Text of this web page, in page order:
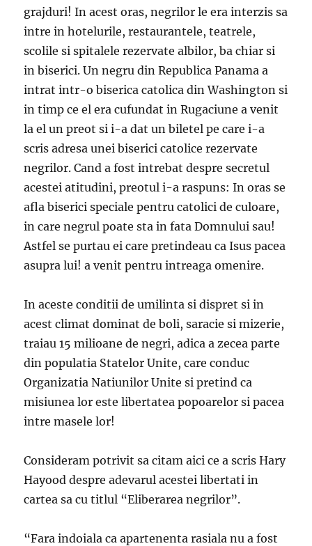
grajduri! In acest oras, negrilor le era interzis sa
intre in hotelurile, restaurantele, teatrele,
scolile si spitalele rezervate albilor, ba chiar si
in biserici. Un negru din Republica Panama a
intrat intr-o biserica catolica din Washington si
in timp ce el era cufundat in Rugaciune a venit
la el un preot si i-a dat un biletel pe care i-a
scris adresa unei biserici catolice rezervate
negrilor. Cand a fost intrebat despre secretul
acestei atitudini, preotul i-a raspuns: In oras se
afla biserici speciale pentru catolici de culoare,
in care negrul poate sta in fata Domnului sau!
Astfel se purtau ei care pretindeau ca Isus pacea
asupra lui! a venit pentru intreaga omenire.
In aceste conditii de umilinta si dispret si in
acest climat dominat de boli, saracie si mizerie,
traiau 15 milioane de negri, adica a zecea parte
din populatia Statelor Unite, care conduc
Organizatia Natiunilor Unite si pretind ca
misiunea lor este libertatea popoarelor si pacea
intre masele lor!
Consideram potrivit sa citam aici ce a scris Hary
Hayood despre adevarul acestei libertati in
cartea sa cu titlul “Eliberarea negrilor”.
“Fara indoiala ca apartenenta rasiala nu a fost